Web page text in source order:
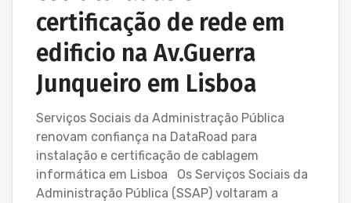
certificação de rede em
edificio na Av.Guerra
Junqueiro em Lisboa
Serviços Sociais da Administração Pública
renovam confiança na DataRoad para
instalação e certificação de cablagem
informática em Lisboa Os Serviços Sociais da
Administração Pública (SSAP) voltaram a